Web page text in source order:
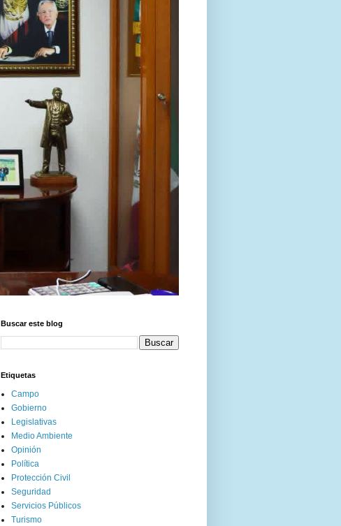
Buscar este blog
Etiquetas
Campo
Gobierno
Legislativas
Medio Ambiente
Opinión
Política
Protección Civil
Seguridad
Servicios Públicos
Turismo